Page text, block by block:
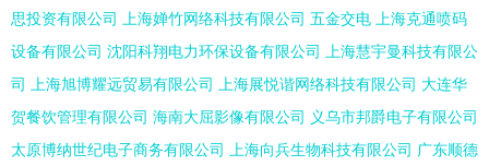
思投资有限公司
上海婵竹网络科技有限公司 五金交电
上海克通喷码
设备有限公司 沈阳科翔电力环保设备有限公司
上海慧宇曼科技有限公
司
上海旭博耀远贸易有限公司 上海展悦谐网络科技有限公司 大连华
贺餐饮管理有限公司 海南大屈影像有限公司
义乌市邦爵电子有限公司
太原博纳世纪电子商务有限公司
上海向兵生物科技有限公司 广东顺德